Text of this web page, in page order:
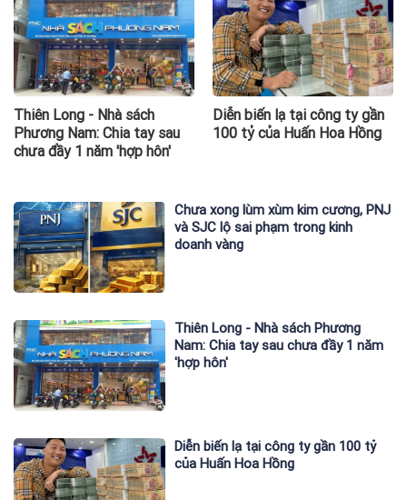
Diễn biến lạ tại công ty gần
100 tỷ của Huấn Hoa Hồng
Giá vàng tuần qua: Vàng thế
giới 'bứt tốc'
Chưa xong lùm xùm kim cương, PNJ
và SJC lộ sai phạm trong kinh
doanh vàng
Thiên Long - Nhà sách Phương
Nam: Chia tay sau chưa đầy 1 năm
'hợp hôn'
Diễn biến lạ tại công ty gần 100 tỷ
của Huấn Hoa Hồng